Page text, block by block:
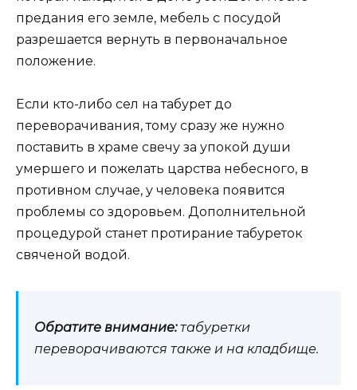
предания его земле, мебель с посудой
разрешается вернуть в первоначальное
положение.
Если кто-либо сел на табурет до
переворачивания, тому сразу же нужно
поставить в храме свечу за упокой души
умершего и пожелать царства небесного, в
противном случае, у человека появится
проблемы со здоровьем. Дополнительной
процедурой станет протирание табуреток
свяченой водой.
Обратите внимание:табуретки
переворачиваются также и на кладбище.